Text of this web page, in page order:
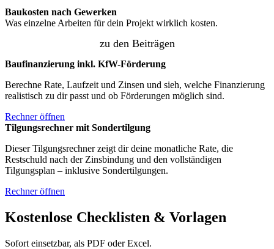
Baukosten nach Gewerken
Was einzelne Arbeiten für dein Projekt wirklich kosten.
zu den Beiträgen
Baufinanzierung inkl. KfW-Förderung
Berechne Rate, Laufzeit und Zinsen und sieh, welche Finanzierung
realistisch zu dir passt und ob Förderungen möglich sind.
Rechner öffnen
Tilgungsrechner mit Sondertilgung
Dieser Tilgungsrechner zeigt dir deine monatliche Rate, die
Restschuld nach der Zinsbindung und den vollständigen
Tilgungsplan – inklusive Sondertilgungen.
Rechner öffnen
Kostenlose Checklisten & Vorlagen
Sofort einsetzbar, als PDF oder Excel.